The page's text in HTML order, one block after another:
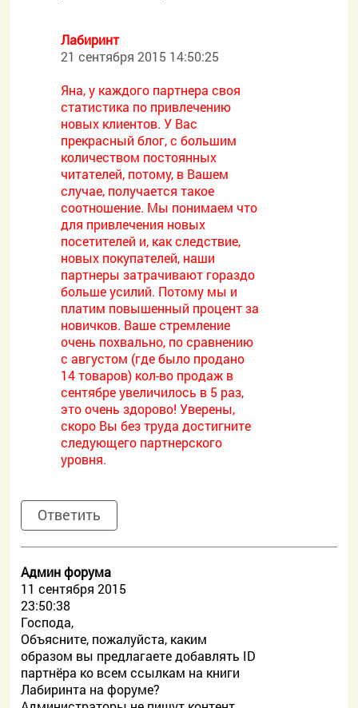
Лабиринт
21 сентября 2015 14:50:25
Яна, у каждого партнера своя
статистика по привлечению
новых клиентов. У Вас
прекрасный блог, с большим
количеством постоянных
читателей, потому, в Вашем
случае, получается такое
соотношение. Мы понимаем что
для привлечения новых
посетителей и, как следствие,
новых покупателей, наши
партнеры затрачивают гораздо
больше усилий. Потому мы и
платим повышенный процент за
новичков. Ваше стремление
очень похвально, по сравнению
с августом (где было продано
14 товаров) кол-во продаж в
сентябре увеличилось в 5 раз,
это очень здорово! Уверены,
скоро Вы без труда достигните
следующего партнерского
уровня.
Ответить
Админ форума
11 сентября 2015
23:50:38
Господа,
Объясните, пожалуйста, каким
образом вы предлагаете добавлять ID
партнёра ко всем ссылкам на книги
Лабиринта на форуме?